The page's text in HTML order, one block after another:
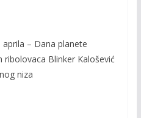
– Dana planete
Blinker Kalošević
niza